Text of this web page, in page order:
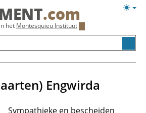
.com
het Montesquieu Instituut
Engwirda
Sympathieke en bescheiden